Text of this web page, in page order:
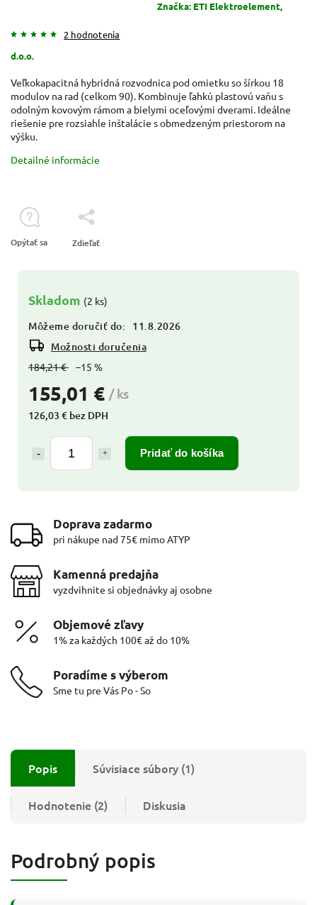
2 hodnotenia
Značka: ETI Elektroelement,
d.o.o.
184,21 € –15 %
155,01 €/ ks
126,03 € bez DPH
Pridať do košíka
Skladom (2 ks)
Môžeme doručiť do:
11.8.2026
Možnosti doručenia
Veľkokapacitná hybridná rozvodnica pod omietku so šírkou 18
modulov na rad (celkom 90). Kombinuje ľahkú plastovú vaňu s
odolným kovovým rámom a bielymi oceľovými dverami. Ideálne
riešenie pre rozsiahle inštalácie s obmedzeným priestorom na
výšku.
Detailné informácie
Opýtať sa Zdieľať
Doprava zadarmo
pri nákupe nad 75€ mimo ATYP
Kamenná predajňa
vyzdvihnite si objednávky aj osobne
Objemové zľavy
1% za každých 100€ až do 10%
Poradíme s výberom
Sme tu pre Vás Po - So
Popis Súvisiace súbory (1)
Hodnotenie (2) Diskusia
Podrobný popis